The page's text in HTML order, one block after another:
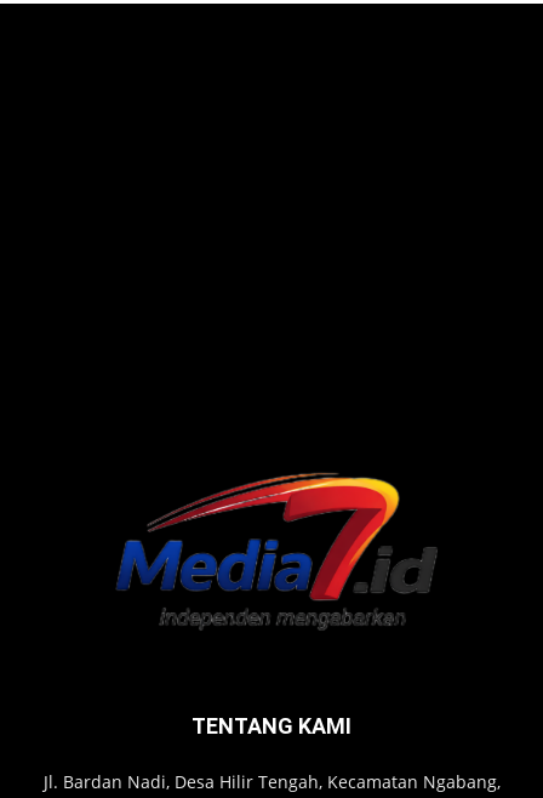
TENTANG KAMI
Jl. Bardan Nadi, Desa Hilir Tengah, Kecamatan Ngabang,